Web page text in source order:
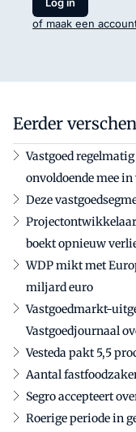
of maak een
Eerder
Vastgoed
onvoldoende mee
Deze
boekt opnieuw
WDP mikt met
miljard euro
Vastgoedmarkt-
Vastgoedjournaal
Vesteda pakt 5,5
Aantal
Segro accepteert
Roerige periode in